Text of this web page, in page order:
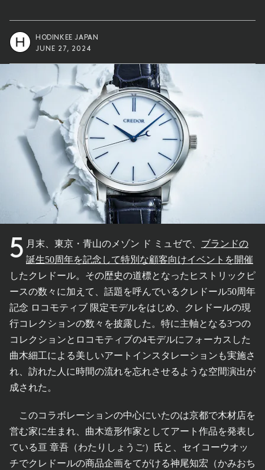
HODINKEE JAPAN
JUNE 27, 2024
5 月末、東京・青山のメゾン ド ミュゼで、 ブランドの
誕生50周年を記念して特別な顧客向けイベントを開催
したクレドール。その歴史の道標となったヒストリックピ
ースの数々に加えて、話題を呼んでいるクレドール50周年
記念 ロコモティブ 限定モデルをはじめ、クレドールの現
行コレクションの数々を披露した。特に主軸となる3つの
コレクションとロコモティブの4モデルにフォーカスした
曲木細工による美しいアートインスタレーションも実施さ
れ、訪れた人に時間の流れを忘れさせるような空間演出が
成された。
このコラボレーションの中心にいたのは京都で木材店を
営む家に生まれ、曲木造形作家としてアート作品を発表し
ている亘 章吾（わたりしょうご）氏と、セイコーウオッ
チでクレドールの商品企画をてがける神尾知宏（かみおち